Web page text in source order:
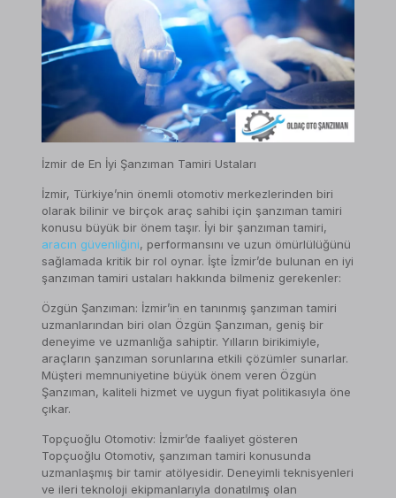
İzmir de En İyi Şanzıman Tamiri Ustaları
İzmir, Türkiye’nin önemli otomotiv merkezlerinden biri
olarak bilinir ve birçok araç sahibi için şanzıman tamiri
konusu büyük bir önem taşır. İyi bir şanzıman tamiri,
aracın güvenliğini, performansını ve uzun ömürlülüğünü
sağlamada kritik bir rol oynar. İşte İzmir’de bulunan en iyi
şanzıman tamiri ustaları hakkında bilmeniz gerekenler:
Özgün Şanzıman: İzmir’in en tanınmış şanzıman tamiri
uzmanlarından biri olan Özgün Şanzıman, geniş bir
deneyime ve uzmanlığa sahiptir. Yılların birikimiyle,
araçların şanzıman sorunlarına etkili çözümler sunarlar.
Müşteri memnuniyetine büyük önem veren Özgün
Şanzıman, kaliteli hizmet ve uygun fiyat politikasıyla öne
çıkar.
Topçuoğlu Otomotiv: İzmir’de faaliyet gösteren
Topçuoğlu Otomotiv, şanzıman tamiri konusunda
uzmanlaşmış bir tamir atölyesidir. Deneyimli teknisyenleri
ve ileri teknoloji ekipmanlarıyla donatılmış olan